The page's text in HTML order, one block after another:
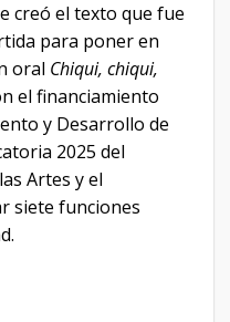
creó el texto que fue
para poner en
oral Chiqui, chiqui,
el financiamiento
y Desarrollo de
2025 del
Artes y el
siete funciones